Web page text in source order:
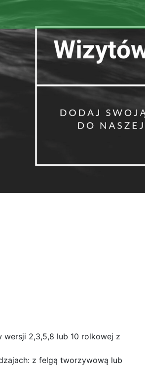
2,3,5,8 lub 10 rolkowej z
z felgą tworzywową lub